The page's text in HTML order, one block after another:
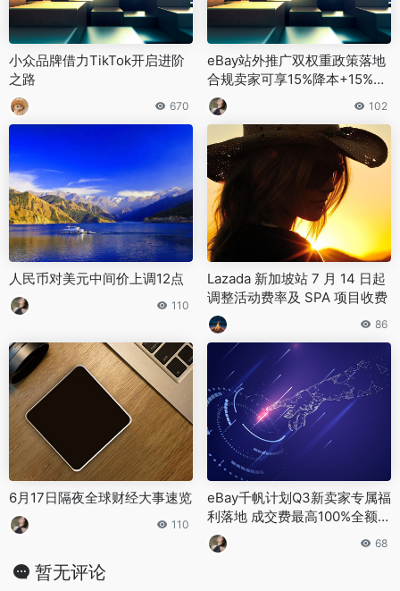
小众品牌借力TikTok开启进阶
之路
670
eBay站外推广双权重政策落地
合规卖家可享15%降本+15%额
外预算资助
102
人民币对美元中间价上调12点
110
Lazada 新加坡站 7 月 14 日起
调整活动费率及 SPA 项目收费
86
6月17日隔夜全球财经大事速览
110
eBay千帆计划Q3新卖家专属福
利落地 成交费最高100%全额返
还 单季返还上限达1万美元
68
暂无评论